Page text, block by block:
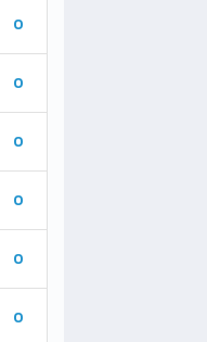
0
0
0
0
0
0